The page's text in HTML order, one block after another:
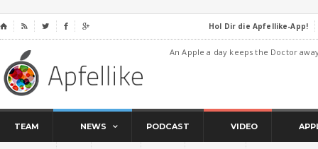
⌂     Hol Dir die Apfellike-App!
An Apple a day keeps the Doctor
TEAM NEWS PODCAST VIDEO